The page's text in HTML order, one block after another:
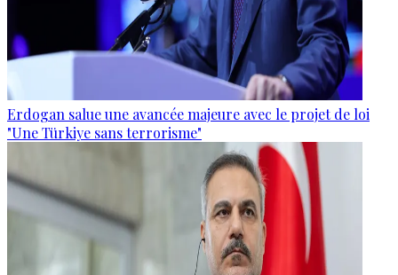
Erdogan salue une avancée majeure avec le projet de loi
"Une Türkiye sans terrorisme"